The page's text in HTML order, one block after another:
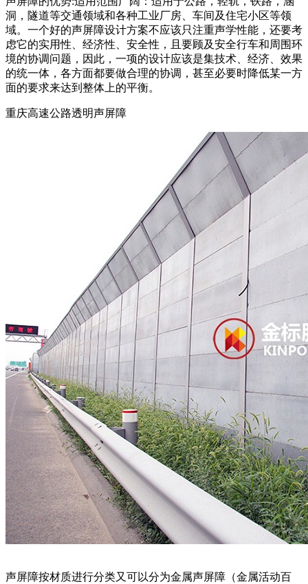
洞，隧道等交通领域和各种工业厂房、车间及住宅小区等领
域。一个好的声屏障设计方案不应该只注重声学性能，还要考
虑它的实用性、经济性、安全性，且要顾及安全行车和周围环
境的协调问题，因此，一项的设计应该是集技术、经济、效果
的统一体，各方面都要做合理的协调，甚至必要时降低某一方
面的要求来达到整体上的平衡。
重庆高速公路透明声屏障
声屏障按材质进行分类又可以分为金属声屏障（金属活动百